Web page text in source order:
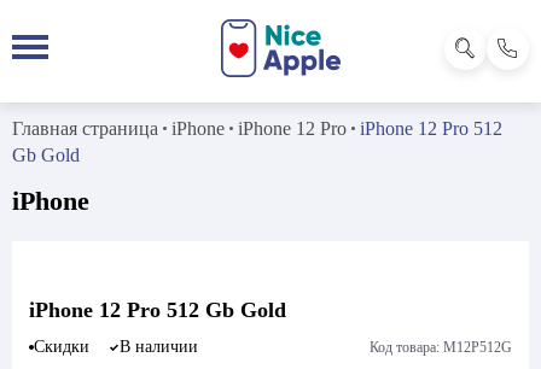
Главная страница iPhone iPhone 12 Pro
iPhone 12 Pro 512
Gb Gold
iPhone
iPhone 12 Pro 512 Gb Gold
Скидки В наличии Код товара: M12P512G